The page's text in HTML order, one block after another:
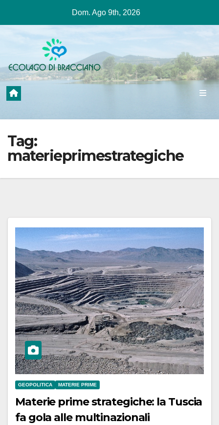
contenuto
Dom. Ago 9th, 2026
Tag:
materieprimestrategiche
GEOPOLITICA MATERIE PRIME
Materie prime strategiche: la Tuscia
fa gola alle multinazionali